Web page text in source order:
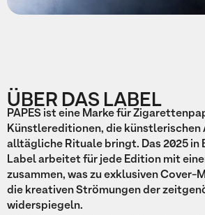
ÜBER DAS LABEL
PAPES ist eine Marke für
Künstlereditionen, die künstlerischen
alltägliche Rituale bringt. Das 2025 in
Label arbeitet für jede Edition mit
zusammen, was zu exklusiven Cover-
die kreativen Strömungen der
widerspiegeln.